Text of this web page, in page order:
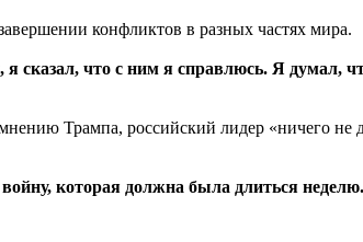
конфликтов в разных частях мира.
сказал, что с ним я справлюсь. Я думал,
Трампа, российский лидер «ничего не
которая должна была длиться